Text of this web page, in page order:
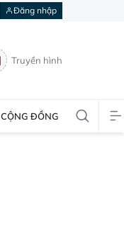
Đăng nhập
Truyền hình
CỘNG ĐỒNG